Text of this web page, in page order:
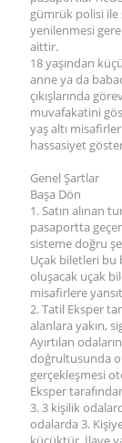
gümrük polisi ile
yenilenmesi
aittir.
18 yaşından
anne ya da
çıkışlarında
muvafakatini
yaş altı
hassasiyet
Genel Şartlar
Başa Dön
1. Satın alınan
pasaportta
sisteme doğru
Uçak biletleri bu
oluşacak uçak
misafirlere
2. Tatil Eksper
alanlara yakın,
Ayırtılan
doğrultusunda
gerçekleşmesi
Eksper
3. 3 kişilik
odalarda 3.